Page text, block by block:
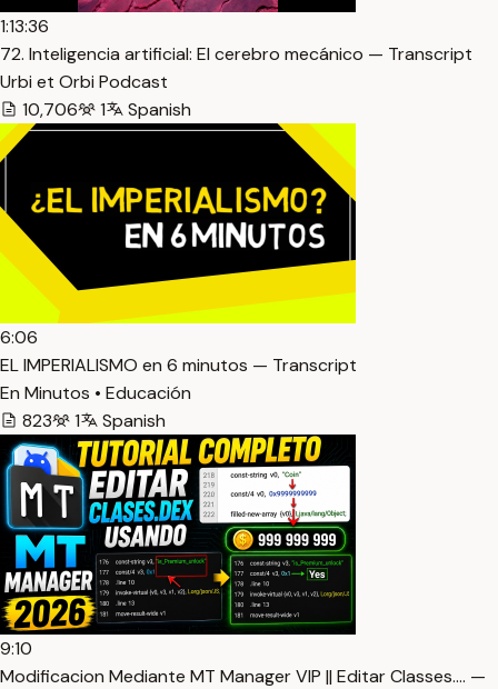
1:13:36
72. Inteligencia artificial: El cerebro mecánico — Transcript
Urbi et Orbi Podcast
10,706
1 Spanish
6:06
EL IMPERIALISMO en 6 minutos — Transcript
En Minutos • Educación
823
1 Spanish
9:10
Modificacion Mediante MT Manager VIP || Editar Classes.… —